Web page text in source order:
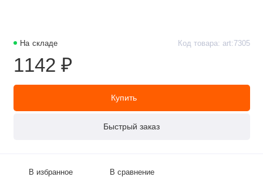
На складе Код товара: art:7305
1142 ₽
Купить
Быстрый заказ
В избранное В сравнение